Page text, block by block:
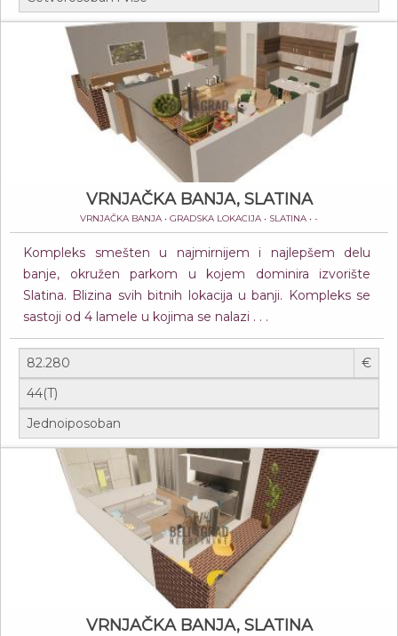
VRNJAČKA BANJA, SLATINA
VRNJAČKA BANJA • GRADSKA LOKACIJA • SLATINA • -
Kompleks smešten u najmirnijem i najlepšem delu
banje, okružen parkom u kojem dominira izvorište
Slatina. Blizina svih bitnih lokacija u banji. Kompleks se
sastoji od 4 lamele u kojima se nalazi . . .
€
VRNJAČKA BANJA, SLATINA